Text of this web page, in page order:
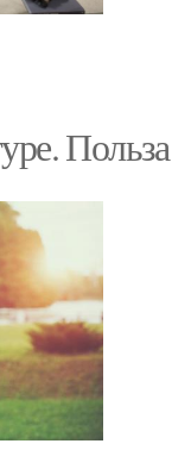
Польза